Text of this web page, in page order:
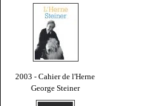
2003 - Cahier de l'Herne
George Steiner